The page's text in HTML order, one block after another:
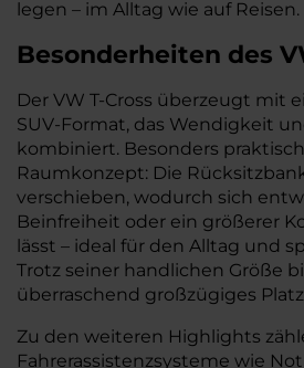
legen – im Alltag wie auf Reisen.
Besonderheiten des
Der VW T-Cross überzeugt mit
SUV-Format, das Wendigkeit
kombiniert. Besonders
Raumkonzept: Die
verschieben, wodurch sich
Beinfreiheit oder ein größerer
lässt – ideal für den Alltag und
Trotz seiner handlichen Größe
überraschend großzügiges
Zu den weiteren Highlights
Fahrerassistenzsysteme wie